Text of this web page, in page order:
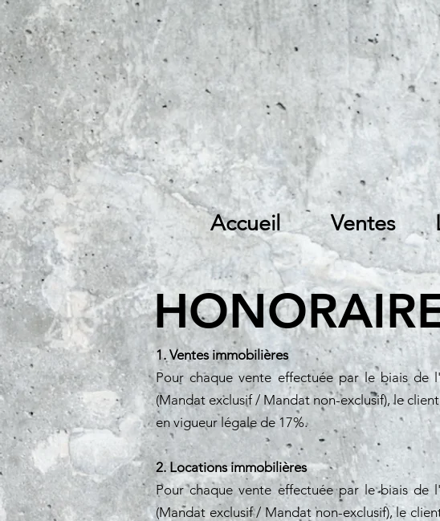
Accueil Ventes
1. Ventes immobilières
Pour chaque vente effectuée par le biais de
(Mandat exclusif / Mandat non-exclusif), le
en vigueur légale de 17%.
2. Locations immobilières
Pour chaque vente effectuée par le biais de
(Mandat exclusif / Mandat non-exclusif), le